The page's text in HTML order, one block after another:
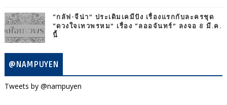
“กลัฟ-จีน่า” ประเดิมเคมีปัง เรื่องแรกกับละครชุด
“ดวงใจเทวพรหม” เรื่อง “ลออจันทร์” ลงจอ 8 มี.ค.
นี้
@NAMPUYEN
Tweets by @nampuyen